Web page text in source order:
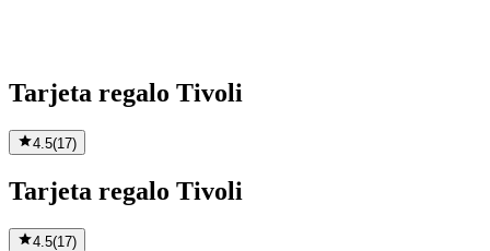
Tarjeta regalo Tivoli
4.5(17)
Tarjeta regalo Tivoli
4.5(17)